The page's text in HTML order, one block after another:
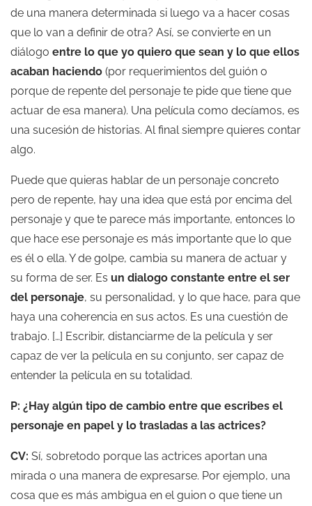
de una manera determinada si luego va a hacer cosas
que lo van a definir de otra? Así, se convierte en un
diálogo entre lo que yo quiero que sean y lo que ellos
acaban haciendo (por requerimientos del guión o
porque de repente del personaje te pide que tiene que
actuar de esa manera). Una película como decíamos, es
una sucesión de historias. Al final siempre quieres contar
algo.
Puede que quieras hablar de un personaje concreto
pero de repente, hay una idea que está por encima del
personaje y que te parece más importante, entonces lo
que hace ese personaje es más importante que lo que
es él o ella. Y de golpe, cambia su manera de actuar y
su forma de ser. Es un dialogo constante entre el ser
del personaje, su personalidad, y lo que hace, para que
haya una coherencia en sus actos. Es una cuestión de
trabajo. […] Escribir, distanciarme de la película y ser
capaz de ver la película en su conjunto, ser capaz de
entender la película en su totalidad.
P: ¿Hay algún tipo de cambio entre que escribes el
personaje en papel y lo trasladas a las actrices?
CV: Sí, sobretodo porque las actrices aportan una
mirada o una manera de expresarse. Por ejemplo, una
cosa que es más ambigua en el guion o que tiene un